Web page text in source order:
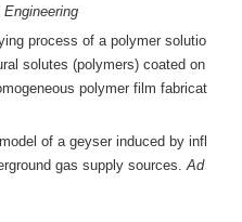
process of a polymer solutio
solutes (polymers) coated on
polymer film fabricat
of a geyser induced by infl
gas supply sources.Ad